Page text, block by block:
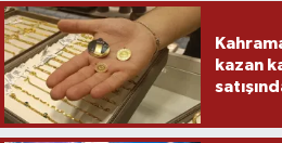
kazan